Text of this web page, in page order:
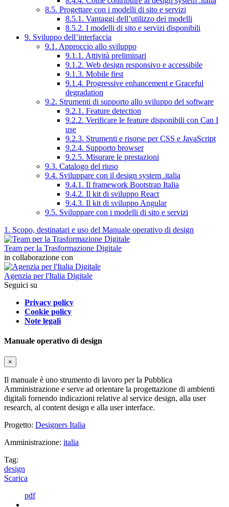
8.5. Progettare con i modelli di sito e servizi
8.5.1. Vantaggi dell’utilizzo dei modelli
8.5.2. I modelli di sito e servizi disponibili
9. Sviluppo dell’interfaccia
9.1. Approccio allo sviluppo
9.1.1. Attività preliminari
9.1.2. Web design responsivo e accessibile
9.1.3. Mobile first
9.1.4. Progressive enhancement e Graceful
degradation
9.2. Strumenti di supporto allo sviluppo del software
9.2.1. Feature detection
9.2.2. Verificare le feature disponibili con Can I
use
9.2.3. Strumenti e risorse per CSS e JavaScript
9.2.4. Supporto browser
9.2.5. Misurare le prestazioni
9.3. Catalogo del riuso
9.4. Sviluppare con il design system .italia
9.4.1. Il framework Bootstrap Italia
9.4.2. Il kit di sviluppo React
9.4.3. Il kit di sviluppo Angular
9.5. Sviluppare con i modelli di sito e servizi
1. Scopo, destinatari e uso del Manuale operativo di design
Team per la Trasformazione Digitale
in collaborazione con
Agenzia per l'Italia Digitale
Seguici su
Privacy policy
Cookie policy
Note legali
Manuale operativo di design
×
Il manuale è uno strumento di lavoro per la Pubblica
Amministrazione e serve ad orientare la progettazione di ambienti
digitali fornendo indicazioni relative al service design, alla user
research, al content design e alla user interface.
Progetto: Designers Italia
Amministrazione: italia
Tag:
design
Scarica
pdf